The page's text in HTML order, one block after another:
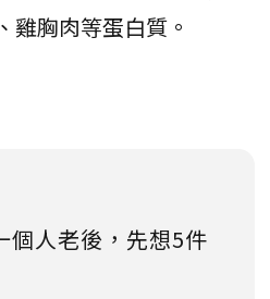
雞胸肉等蛋白質。
個人老後，先想5件